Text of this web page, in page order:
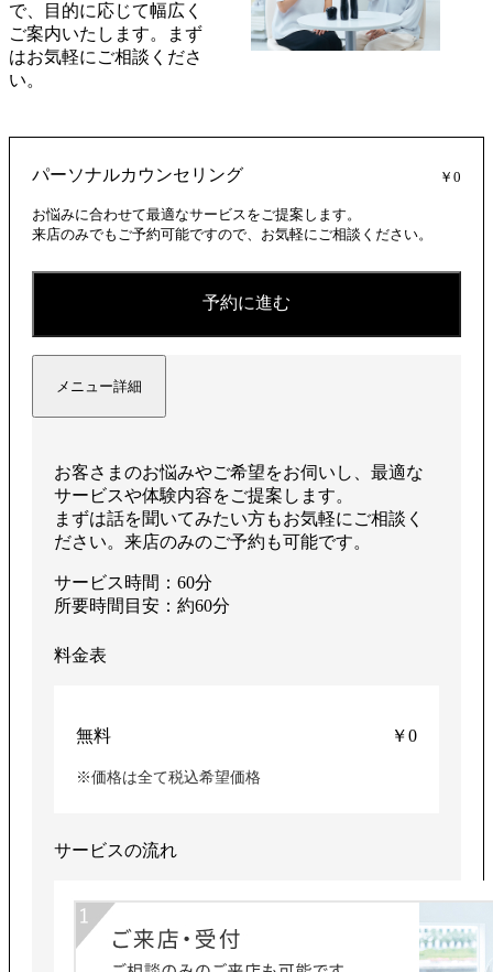
で、目的に応じて幅広く
ご案内いたします。まず
はお気軽にご相談くださ
い。
パーソナルカウンセリング ￥0
お悩みに合わせて最適なサービスをご提案します。
来店のみでもご予約可能ですので、お気軽にご相談ください。
予約に進む
メニュー詳細
お客さまのお悩みやご希望をお伺いし、最適な
サービスや体験内容をご提案します。
まずは話を聞いてみたい方もお気軽にご相談く
ださい。来店のみのご予約も可能です。
サービス時間：60分
所要時間目安：約60分
料金表
無料 ￥0
※価格は全て税込希望価格
サービスの流れ